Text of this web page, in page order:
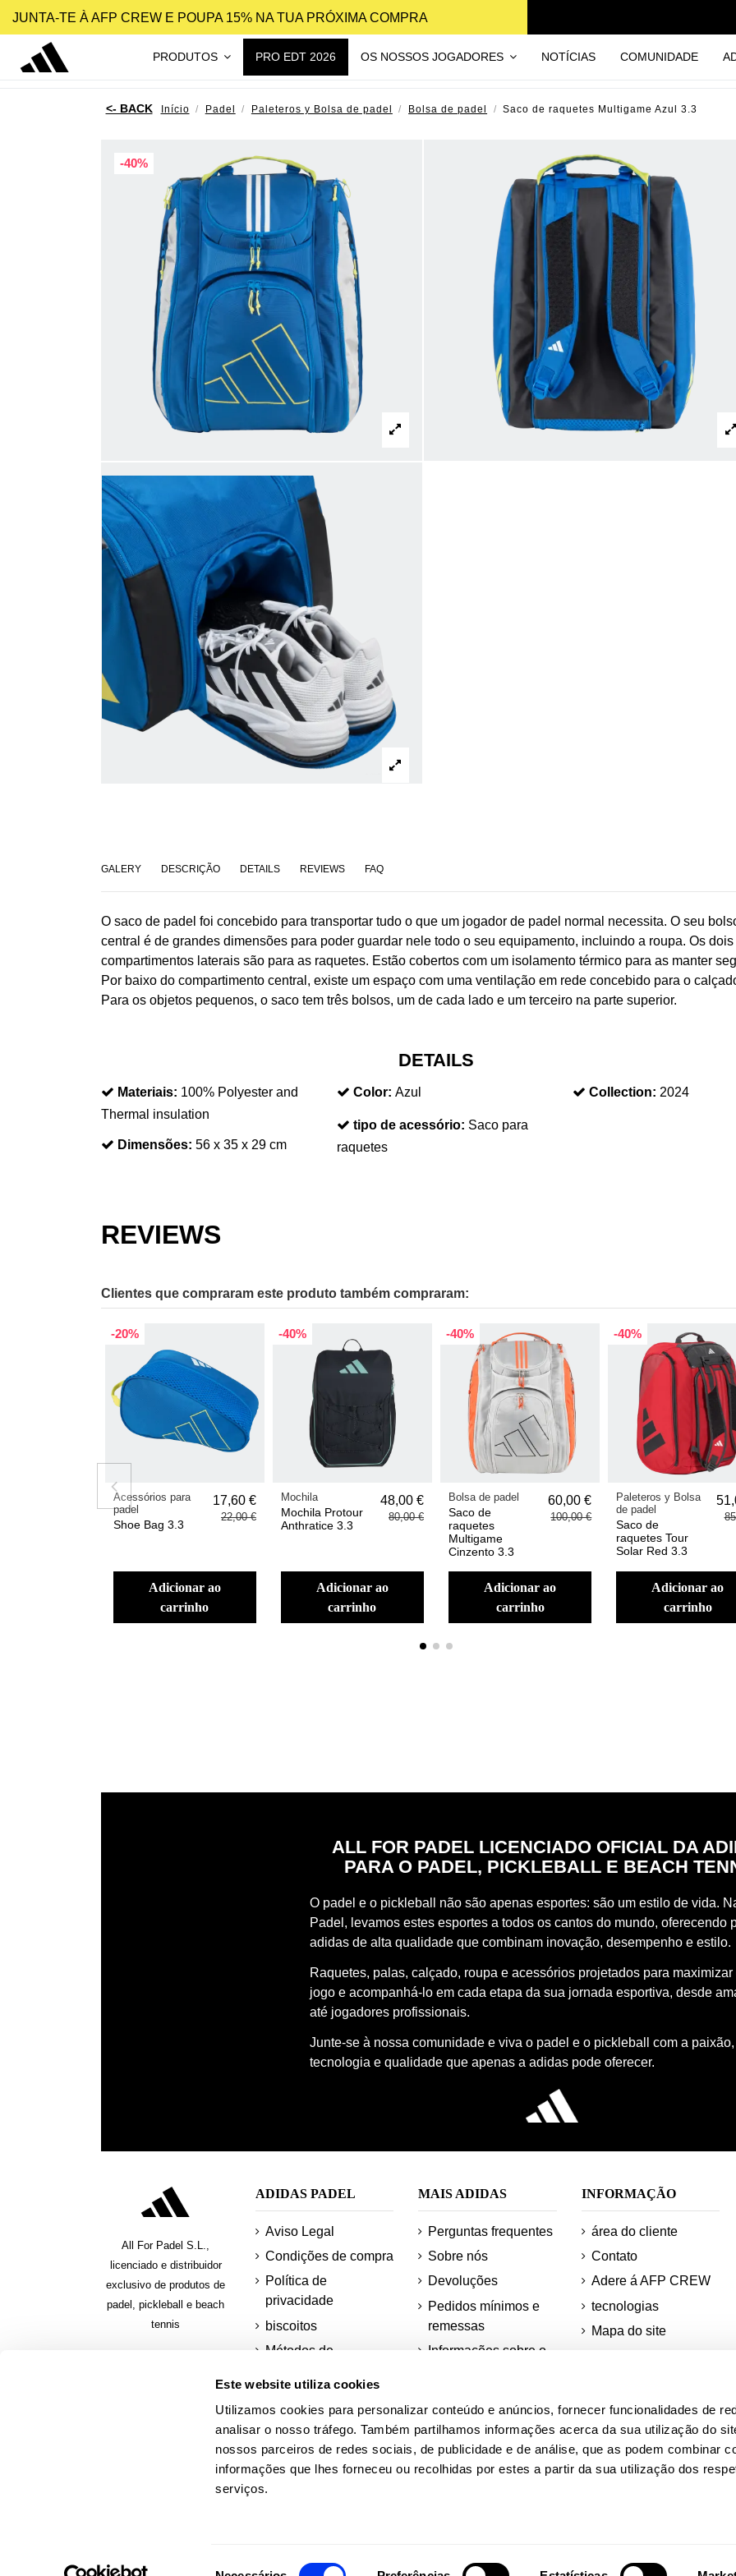
Este website utiliza cookies
Utilizamos cookies para personalizar conteúdo e anúncios, fornecer funcionalidades de
analisar o nosso tráfego. Também partilhamos informações acerca da sua utilização do
nossos parceiros de redes sociais, de publicidade e de análise, que as podem combinar
informações que lhes forneceu ou recolhidas por estes a partir da sua utilização dos
serviços.
JUNTA-TE À AFP CREW E POUPA 15% NA TUA PRÓXIMA COMPRA
PRODUTOS PRO EDT 2026 OS NOSSOS JOGADORES NOTÍCIAS COMUNIDADE
Início Padel Paleteros y Bolsa de padel Bolsa de padel Saco de raquetes Multigame Azul 3.3
-40%
GALERY DESCRIÇÃO DETAILS REVIEWS FAQ
O saco de padel foi concebido para transportar tudo o que um jogador de padel normal necessita. O seu
central é de grandes dimensões para poder guardar nele todo o seu equipamento, incluindo a roupa. Os dois
compartimentos laterais são para as raquetes. Estão cobertos com um isolamento térmico para as manter
Por baixo do compartimento central, existe um espaço com uma ventilação em rede concebido para o
Para os objetos pequenos, o saco tem três bolsos, um de cada lado e um terceiro na parte superior.
DETAILS
Materiais: 100% Polyester and
Thermal insulation
Dimensões: 56 x 35 x 29 cm
Color: Azul
tipo de acessório: Saco para
raquetes
Collection: 2024
REVIEWS
Clientes que compraram este produto também compraram:
-20%
Acessórios para
padel
Shoe Bag 3.3
17,60 €
22,00 €
adicionar ao
carrinho
-40%
Mochila
Mochila Protour
Anthratice 3.3
48,00 €
80,00 €
adicionar ao
carrinho
-40%
Bolsa de padel
Saco de
raquetes
Multigame
Cinzento 3.3
60,00 €
100,00 €
adicionar ao
carrinho
-40%
Paleteros y Bolsa
de padel
Saco de
raquetes Tour
Solar Red 3.3
adicionar ao
carrinho
ALL FOR PADEL LICENCIADO OFICIAL DA
PARA O PADEL, PICKLEBALL E BEACH
O padel e o pickleball não são apenas esportes: são um estilo de vida.
Padel, levamos estes esportes a todos os cantos do mundo, oferecendo
adidas de alta qualidade que combinam inovação, desempenho e estilo.
Raquetes, palas, calçado, roupa e acessórios projetados para maximizar
jogo e acompanhá-lo em cada etapa da sua jornada esportiva, desde
até jogadores profissionais.
Junte-se à nossa comunidade e viva o padel e o pickleball com a paixão,
tecnologia e qualidade que apenas a adidas pode oferecer.
All For Padel S.L.,
licenciado e distribuidor
exclusivo de produtos de
padel, pickleball e beach
tennis
ADIDAS PADEL
Aviso Legal
Condições de compra
Política de
privacidade
biscoitos
Métodos de
Solicitar uma fatura
MAIS ADIDAS
Perguntas frequentes
Sobre nós
Devoluções
Pedidos mínimos e
remessas
Informações sobre o
Quadras Adidas
INFORMAÇÃO
área do cliente
Contato
Adere á AFP CREW
tecnologias
Mapa do site
© 2026 Web oficial adidas Padel.